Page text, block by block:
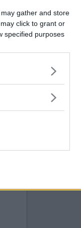
gather and store
click to grant or
specified purposes